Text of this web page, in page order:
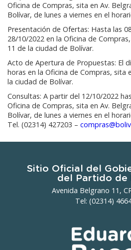
Oficina de Compras, sita en Av.
Bolívar, de lunes a viernes en el
Presentación de Ofertas: Hasta las
28/10/2022 en la Oficina de
11 de la ciudad de Bolívar.
Acto de Apertura de Propuestas: El
horas en la Oficina de Compras, sita
la ciudad de Bolívar.
Consultas: A partir del 12/10/2022
Oficina de Compras, sita en Av.
Bolívar, de lunes a viernes en el
Tel. (02314) 427203 –
Sitio Oficial del
del Partido de
Avenida Belgrano 11,
Tel: (02314)